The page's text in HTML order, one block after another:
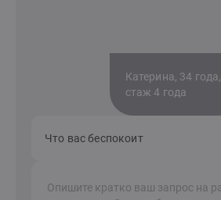
Катерина, 34 года,
стаж 4 года
Что вас беспокоит